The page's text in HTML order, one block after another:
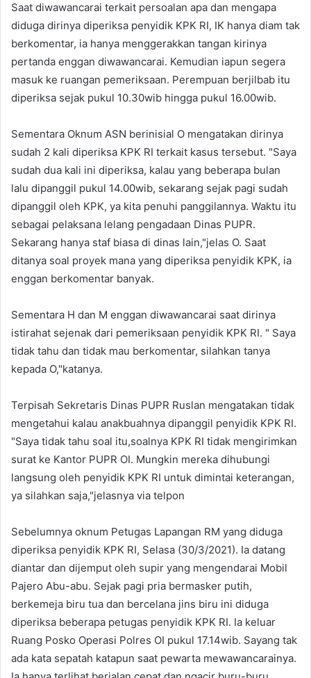
Saat diwawancarai terkait persoalan apa dan mengapa
diduga dirinya diperiksa penyidik KPK RI, IK hanya diam tak
berkomentar, ia hanya menggerakkan tangan kirinya
pertanda enggan diwawancarai. Kemudian iapun segera
masuk ke ruangan pemeriksaan. Perempuan berjilbab itu
diperiksa sejak pukul 10.30wib hingga pukul 16.00wib.
Sementara Oknum ASN berinisial O mengatakan dirinya
sudah 2 kali diperiksa KPK RI terkait kasus tersebut. "Saya
sudah dua kali ini diperiksa, kalau yang beberapa bulan
lalu dipanggil pukul 14.00wib, sekarang sejak pagi sudah
dipanggil oleh KPK, ya kita penuhi panggilannya. Waktu itu
sebagai pelaksana lelang pengadaan Dinas PUPR.
Sekarang hanya staf biasa di dinas lain,"jelas O. Saat
ditanya soal proyek mana yang diperiksa penyidik KPK, ia
enggan berkomentar banyak.
Sementara H dan M enggan diwawancarai saat dirinya
istirahat sejenak dari pemeriksaan penyidik KPK RI. " Saya
tidak tahu dan tidak mau berkomentar, silahkan tanya
kepada O,"katanya.
Terpisah Sekretaris Dinas PUPR Ruslan mengatakan tidak
mengetahui kalau anakbuahnya dipanggil penyidik KPK RI.
"Saya tidak tahu soal itu,soalnya KPK RI tidak mengirimkan
surat ke Kantor PUPR OI. Mungkin mereka dihubungi
langsung oleh penyidik KPK RI untuk dimintai keterangan,
ya silahkan saja,"jelasnya via telpon
Sebelumnya oknum Petugas Lapangan RM yang diduga
diperiksa penyidik KPK RI, Selasa (30/3/2021). Ia datang
diantar dan dijemput oleh supir yang mengendarai Mobil
Pajero Abu-abu. Sejak pagi pria bermasker putih,
berkemeja biru tua dan bercelana jins biru ini diduga
diperiksa beberapa petugas penyidik KPK RI. Ia keluar
Ruang Posko Operasi Polres OI pukul 17.14wib. Sayang tak
ada kata sepatah katapun saat pewarta mewawancarainya.